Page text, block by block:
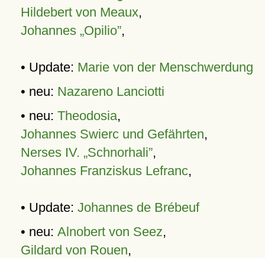
Hildebert von Meaux,
Johannes „Opilio”,
• Update: Marie von der Menschwerdung
• neu: Nazareno Lanciotti
• neu: Theodosia,
Johannes Swierc und Gefährten,
Nerses IV. „Schnorhali”,
Johannes Franziskus Lefranc,
• Update: Johannes de Brébeuf
• neu: Alnobert von Seez,
Gildard von Rouen,